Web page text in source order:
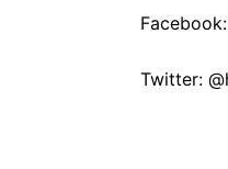
Twitter: